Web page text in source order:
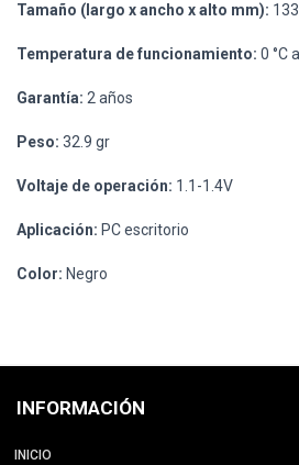
Tamaño (largo x ancho x alto mm):
Temperatura de funcionamiento: 0 °C
Garantía: 2 años
Peso: 32.9 gr
Voltaje de operación: 1.1-1.4V
Aplicación: PC escritorio
Color: Negro
INFORMACIÓN
INICIO